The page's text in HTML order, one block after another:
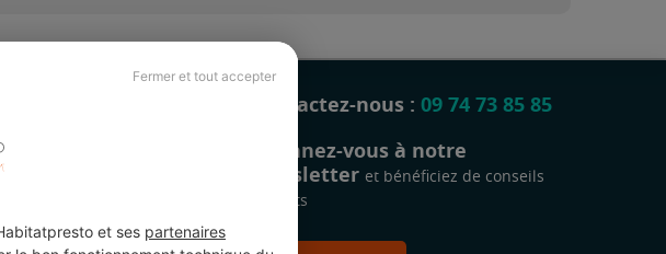
Fermer et tout accepter
et ses partenaires
Légal
Contactez-nous : 09 74 73 85 85
Abonnez-vous à notre
newsletter et bénéficiez de conseils
gratuits